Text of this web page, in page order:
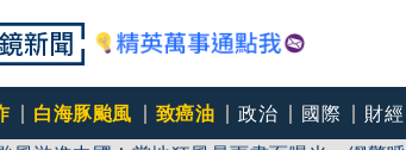
白海豚颱風 致癌油 政治 國際 財經
風游進中國！當地狂風暴雨畫面曝光 網驚